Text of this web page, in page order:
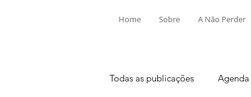
Home Sobre A Não Perder
Todas as publicações Agenda